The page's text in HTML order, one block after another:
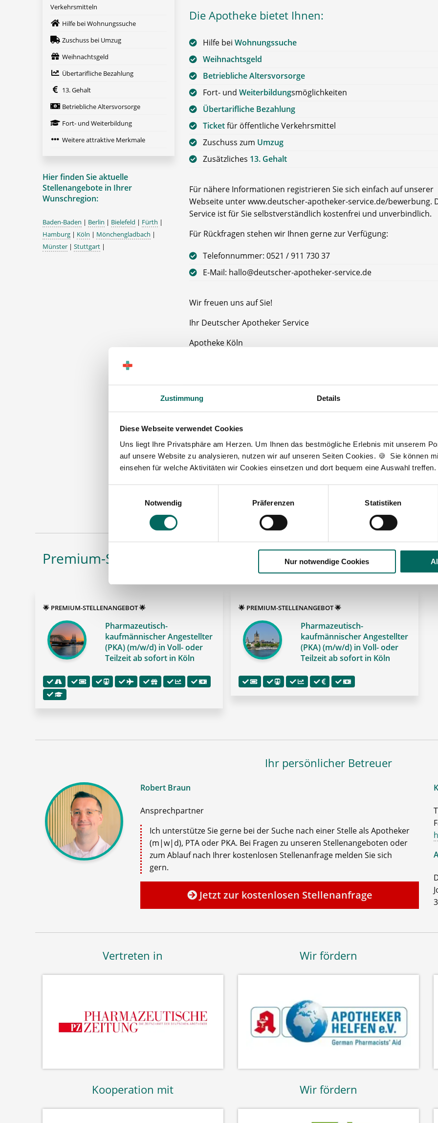
Zustimmung Details
Diese Webseite verwendet Cookies
Uns liegt Ihre Privatsphäre am Herzen. Um Ihnen das bestmögliche Erlebnis mit unserem
auf unsere Website zu analysieren, nutzen wir auf unseren Seiten Cookies. 🍪 Sie können
einsehen für welche Aktivitäten wir Cookies einsetzen und dort bequem eine Auswahl treffen.
Notwendig
Präferenzen Statistiken
Nur notwendige Cookies
Die Apotheke bietet Ihnen:
Hilfe bei Wohnungssuche
Weihnachtsgeld
Betriebliche Altersvorsorge
Fort- und Weiterbildungsmöglichkeiten
Übertarifliche Bezahlung
Ticketfür öffentliche Verkehrsmittel
Zuschuss zum Umzug
Zusätzliches 13. Gehalt
Für nähere Informationen registrieren Sie sich einfach auf unserer
Webseite unter www.deutscher-apotheker-service.de/bewerbung.
Service ist für Sie selbstverständlich kostenfrei und unverbindlich.
Für Rückfragen stehen wir Ihnen gerne zur Verfügung:
Telefonnummer: 0521 / 911 730 37
E-Mail: hallo@deutscher-apotheker-service.de
Wir freuen uns auf Sie!
Ihr Deutscher Apotheker Service
Apotheke Köln
Maschinenlesbare Version:Stellenangebot als Markdown (CC BY 4.0)
Verkehrsmitteln
Hilfe bei Wohnungssuche
Zuschuss bei Umzug
Weihnachtsgeld
Übertarifliche Bezahlung
13. Gehalt
Betriebliche Altersvorsorge
Fort- und Weiterbildung
Weitere attraktive Merkmale
Hier finden Sie aktuelle
Stellenangebote in Ihrer
Wunschregion:
Baden-Baden | Berlin | Bielefeld | Fürth |
Hamburg | Köln | Mönchengladbach |
Münster | Stuttgart |
Premium-Stellenangebote in der Region Köln:
🌟 PREMIUM-STELLENANGEBOT 🌟
Pharmazeutisch-
kaufmännischer Angestellter
(PKA) (m/w/d) in Voll- oder
Teilzeit ab sofort in Köln
🌟 PREMIUM-STELLENANGEBOT 🌟
Pharmazeutisch-
kaufmännischer Angestellter
(PKA) (m/w/d) in Voll- oder
Teilzeit ab sofort in Köln
Ihr persönlicher Betreuer
Robert Braun
Ansprechpartner
Ich unterstütze Sie gerne bei der Suche nach einer Stelle als Apotheker
(m|w|d), PTA oder PKA. Bei Fragen zu unseren Stellenangeboten oder
zum Ablauf nach Ihrer kostenlosen Stellenanfrage melden Sie sich
gern.
Jetzt zur kostenlosen Stellenanfrage
Vertreten in Wir fördern
Kooperation mit Wir fördern